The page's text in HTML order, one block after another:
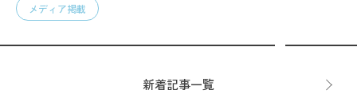
メディア掲載
新着記事一覧